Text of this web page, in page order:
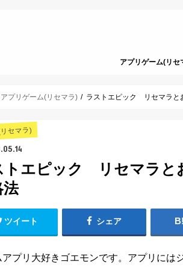
アプリゲーム(リセ
アプリゲーム(リセマラ) ラストエピック リセマラと
セマラ)
トエピック リセマラと
法
ツイート シェア
アプリ大好きゴエモンです。アプリには